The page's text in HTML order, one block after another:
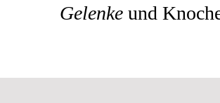
Gelenke und